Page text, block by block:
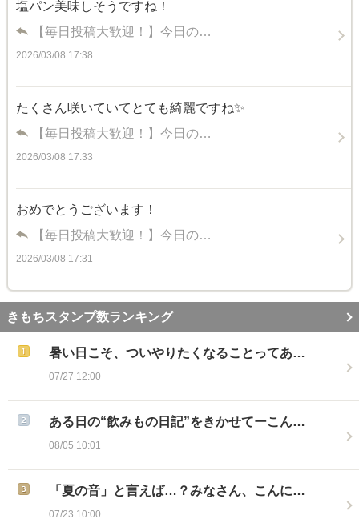
塩パン美味しそうですね！
【毎日投稿大歓迎！】今日の…
2026/03/08 17:38
たくさん咲いていてとても綺麗ですね✨
【毎日投稿大歓迎！】今日の…
2026/03/08 17:33
おめでとうございます！
【毎日投稿大歓迎！】今日の…
2026/03/08 17:31
きもちスタンプ数ランキング
暑い日こそ、ついやりたくなることってあ…
07/27 12:00
ある日の“飲みもの日記”をきかせてーこん…
08/05 10:01
「夏の音」と言えば…？みなさん、こんに…
07/23 10:00